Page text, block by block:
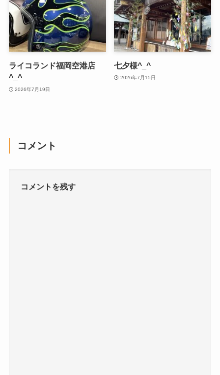
ライコランド福岡空港店
^_^
2026年7月19日
七夕様^_^
2026年7月15日
コメント
コメントを残す